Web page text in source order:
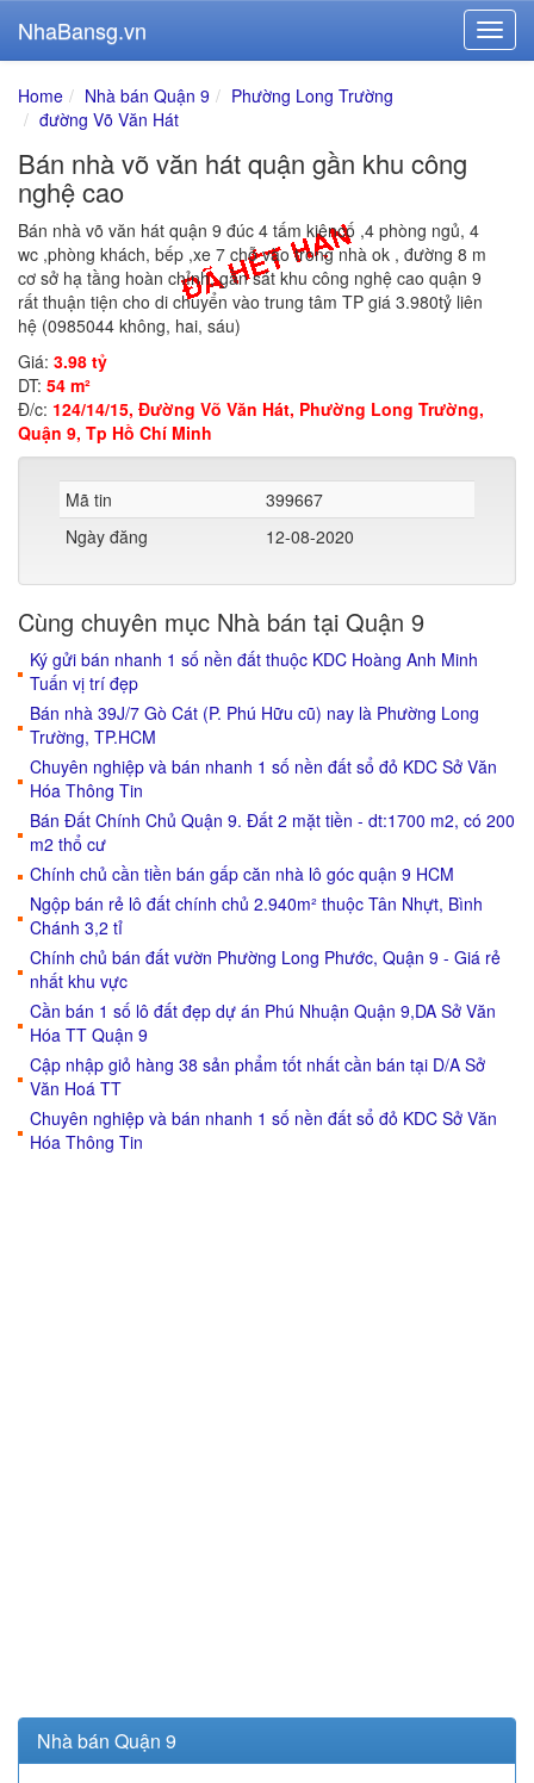
NhaBansg.vn
Home Nhà bán Quận 9
Phường Long Trường
đường Võ Văn Hát
Bán nhà võ văn hát quận gần khu công
nghệ cao
Bán nhà võ văn hát quận 9 đúc 4 tấm kiêncố ,4 phòng ngủ, 4
wc ,phòng khách, bếp ,xe 7 chỗ vào trong nhà ok , đường 8 m
cơ sở hạ tầng hoàn chỉnh, gần sát khu công nghệ cao quận 9
rất thuận tiện cho di chuyển vào trung tâm TP giá 3.980tỷ liên
hệ (0985044 không, hai, sáu)
Giá: 3.98 tỷ
DT: 54 m²
Đ/c: 124/14/15, Đường Võ Văn Hát, Phường Long Trường,
Quận 9, Tp Hồ Chí Minh
Mã tin
399667
Ngày đăng
12-08-2020
Cùng chuyên mục Nhà bán tại Quận 9
Ký gửi bán nhanh 1 số nền đất thuộc KDC Hoàng Anh Minh
Tuấn vị trí đẹp
Bán nhà 39J/7 Gò Cát (P. Phú Hữu cũ) nay là Phường Long
Trường, TP.HCM
Chuyên nghiệp và bán nhanh 1 số nền đất sổ đỏ KDC Sở Văn
Hóa Thông Tin
Bán Đất Chính Chủ Quận 9. Đất 2 mặt tiền - dt:1700 m2, có 200
m2 thổ cư
Chính chủ cần tiền bán gấp căn nhà lô góc quận 9 HCM
Ngộp bán rẻ lô đất chính chủ 2.940m² thuộc Tân Nhựt, Bình
Chánh 3,2 tỉ
Chính chủ bán đất vườn Phường Long Phước, Quận 9 - Giá rẻ
nhất khu vực
Cần bán 1 số lô đất đẹp dự án Phú Nhuận Quận 9,DA Sở Văn
Hóa TT Quận 9
Cập nhập giỏ hàng 38 sản phẩm tốt nhất cần bán tại D/A Sở
Văn Hoá TT
Chuyên nghiệp và bán nhanh 1 số nền đất sổ đỏ KDC Sở Văn
Hóa Thông Tin
Nhà bán Quận 9